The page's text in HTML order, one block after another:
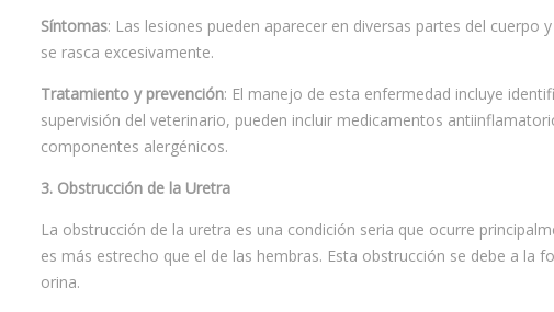
Síntomas: Las lesiones pueden aparecer en diversas partes del
se rasca excesivamente.
Tratamiento y prevención: El manejo de esta enfermedad incluye
supervisión del veterinario, pueden incluir medicamentos
componentes alergénicos.
3. Obstrucción de la Uretra
La obstrucción de la uretra es una condición seria que ocurre
es más estrecho que el de las hembras. Esta obstrucción se debe a la
orina.